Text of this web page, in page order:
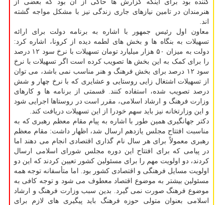
کننده بود برای اینکه گزارش ها حاکی از آن بود که بعضی از
هنرمندان در تامین نیازهای جاری زندگی نیز با مشکل مواجه گشته
اند.
معاون اول رئیس جمهور با اشاره به برنامه دولت برای ارائه
تسهیلات به بنگاه ها و بخش های لطمه دیده از کرونا، اشاره کرد:
دولت به میزان ۵۰ هزار میلیارد تومان تسهیلات با نرخ سود ۱۲ درصد
را برای کمک به این بخش ها تصویب کرده است اگر تسهیلات با نرخ
سود ۱۲ درصد برای بخش فرهنگ و هنر مناسب نمی باشد، می توان
از تسهیلات اشتغال زایی روستایی و عشایری که با نرخ چهار و شش
درصد تصویب شده، استفاده کنند. قسمتی از برنامه ها و کارهای
وزارت فرهنگ و ارشاد اسلامی، مقرر است در روستاها اجرایی شود
و این وزارتخانه نیز باید سهم خودرا از این تسهیلات دریافت کند.
دکتر جهانگیری همین طور با اشاره به پیام مقام معظم رهبری که به
مناسبت افتتاح مجلس یازدهم ارسال شد، اظهار داشت: مقام معظم
رهبری معمولاً برای هر سال نام گذاری اقتصادی انجام می دهند اما
در پیامی که برای افتتاح این دوره مجلس شورای اسلامی ارسال
کردند، دو اولویت مهم را برای مسئولین کشور تعیین کردند که این دو
اولویت مسایل فرهنگی و اقتصادی کشور بود. اما متأسفانه توجه همه
مسئولین بیشتر به موضوع اقتصاد معطوف می شود و توجه کافی به
موضوع فرهنگ صورت نمی گیرد. بدین سبب وزارت فرهنگ و ارشاد
اسلامی بعنوان متولی حوزه فرهنگ باید پیگیری های لازم برای